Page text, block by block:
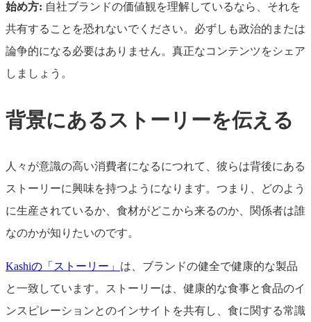
始め方: 自社ブランドの価値観を理解しているなら、それを
共有することを恐れないでください。必ずしも政治的または
論争的になる必要はありません。真正なコンテンツをシェア
しましょう。
背景にあるストーリーを伝える
人々が意識の高い消費者になるにつれて、彼らは背後にある
ストーリーに興味を持つようになります。つまり、どのよう
に生産されているか、食材がどこから来るのか、関係者は誰
なのかが知りたいのです。
Kashiの「ストーリー」 は、ブランドの健全で健康的な製品
と一致しています。ストーリーは、健康的な食事と食品のイ
ンスピレーションとのインサイトを共有し、食に関する常識